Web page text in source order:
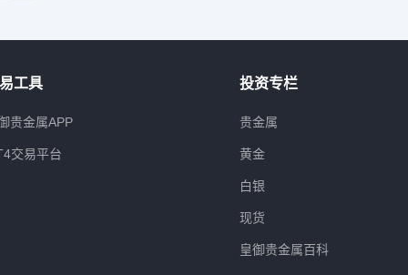
工具
贵金属APP
交易平台
投资专栏
贵金属
黄金
白银
现货
皇御贵金属百科